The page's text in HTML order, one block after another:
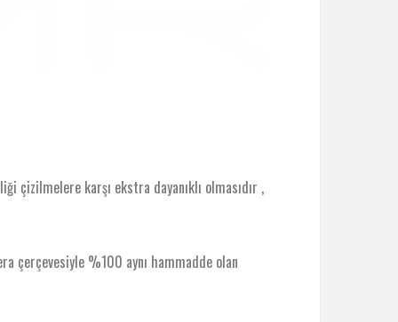
çizilmelere karşı ekstra dayanıklı olmasıdır ,
çerçevesiyle %100 aynı hammadde olan